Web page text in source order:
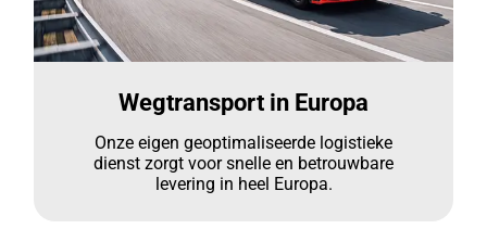
Wegtransport in Europa
Onze eigen geoptimaliseerde logistieke
dienst zorgt voor snelle en betrouwbare
levering in heel Europa.